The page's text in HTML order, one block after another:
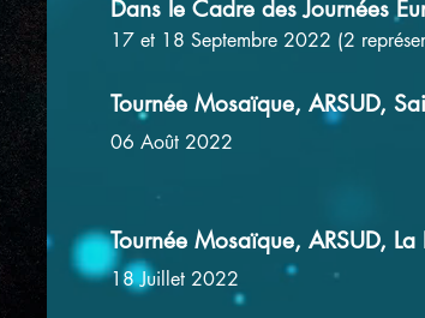
Dans le Cadre des Journées
17 et 18 Septembre 2022 (2
Tournée Mosaïque, ARSUD,
06 Août 2022
Tournée Mosaïque, ARSUD,
18 Juillet 2022